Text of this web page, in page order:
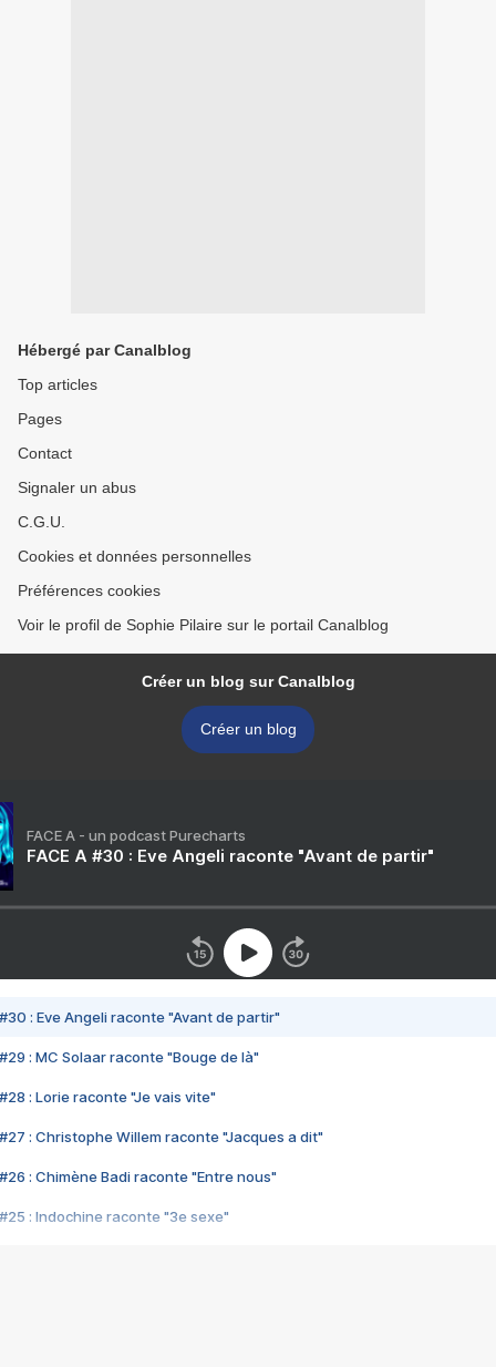
Hébergé par Canalblog
Top articles
Pages
Contact
Signaler un abus
C.G.U.
Cookies et données personnelles
Préférences cookies
Voir le profil de Sophie Pilaire sur le portail Canalblog
Créer un blog sur Canalblog
Créer un blog
FACE A - un podcast Purecharts
FACE A #30 : Eve Angeli raconte "Avant de partir"
#30 : Eve Angeli raconte "Avant de partir"
#29 : MC Solaar raconte "Bouge de là"
#28 : Lorie raconte "Je vais vite"
#27 : Christophe Willem raconte "Jacques a dit"
#26 : Chimène Badi raconte "Entre nous"
#25 : Indochine raconte "3e sexe"